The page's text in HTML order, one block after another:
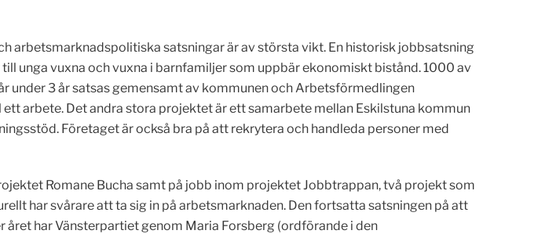
satsningar är av största vikt. En historisk jobbsatsning
unga vuxna och vuxna i barnfamiljer som uppbär ekonomiskt bistånd. 1000 av
under 3 år satsas gemensamt av kommunen och Arbetsförmedlingen
arbete. Det andra stora projektet är ett samarbete mellan Eskilstuna kommun
Företaget är också bra på att rekrytera och handleda personer med
Romane Bucha samt på jobb inom projektet Jobbtrappan, två projekt som
har svårare att ta sig in på arbetsmarknaden. Den fortsatta satsningen på att
har Vänsterpartiet genom Maria Forsberg (ordförande i den